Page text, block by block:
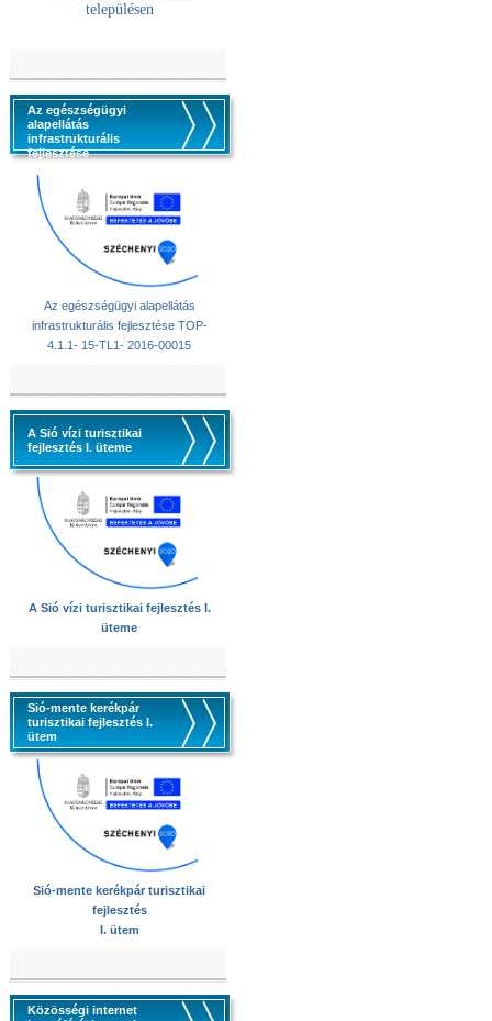
településen
Az egészségügyi
alapellátás
infrastrukturális
fejlesztése
Az egészségügyi alapellátás
infrastrukturális fejlesztése TOP-
4.1.1- 15-TL1- 2016-00015
A Sió vízi turisztikai
fejlesztés I. üteme
A Sió vízi turisztikai fejlesztés I.
üteme
Sió-mente kerékpár
turisztikai fejlesztés I.
ütem
Sió-mente kerékpár turisztikai
fejlesztés
I. ütem
Közösségi internet